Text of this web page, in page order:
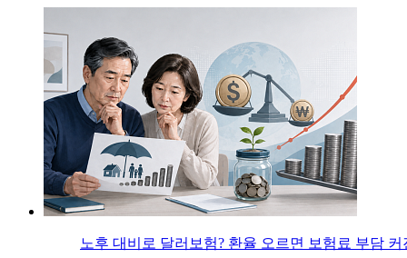
노후 대비로 달러보험? 환율 오르면 보험료 부담 커